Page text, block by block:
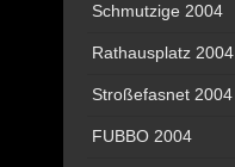
Schmutzige 2004
Rathausplatz 2004
Stroßefasnet 2004
FUBBO 2004